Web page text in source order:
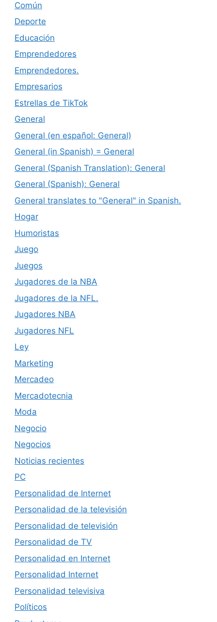
Común
Deporte
Educación
Emprendedores
Emprendedores.
Empresarios
Estrellas de TikTok
General
General (en español: General)
General (in Spanish) = General
General (Spanish Translation): General
General (Spanish): General
General translates to "General" in Spanish.
Hogar
Humoristas
Juego
Juegos
Jugadores de la NBA
Jugadores de la NFL.
Jugadores NBA
Jugadores NFL
Ley
Marketing
Mercadeo
Mercadotecnia
Moda
Negocio
Negocios
Noticias recientes
PC
Personalidad de Internet
Personalidad de la televisión
Personalidad de televisión
Personalidad de TV
Personalidad en Internet
Personalidad Internet
Personalidad televisiva
Políticos